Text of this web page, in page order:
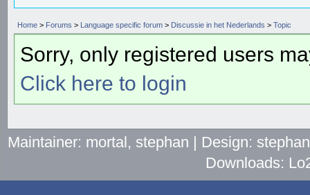
Home > Forums > Language specific forum > Discussie in het Nederlands > Topic
Sorry, only registered users
Click here to login
Maintainer: mortal, stephan | Design:
Downloads: